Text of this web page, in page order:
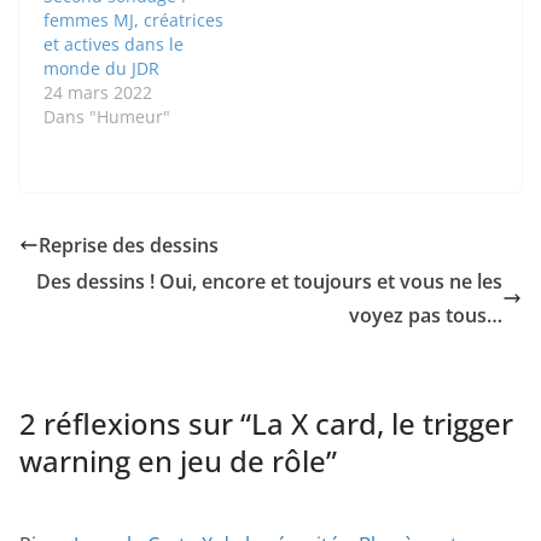
femmes MJ, créatrices
et actives dans le
monde du JDR
24 mars 2022
Dans "Humeur"
Reprise des dessins
Des dessins ! Oui, encore et toujours et vous ne les
voyez pas tous…
2 réflexions sur “La X card, le trigger
warning en jeu de rôle”